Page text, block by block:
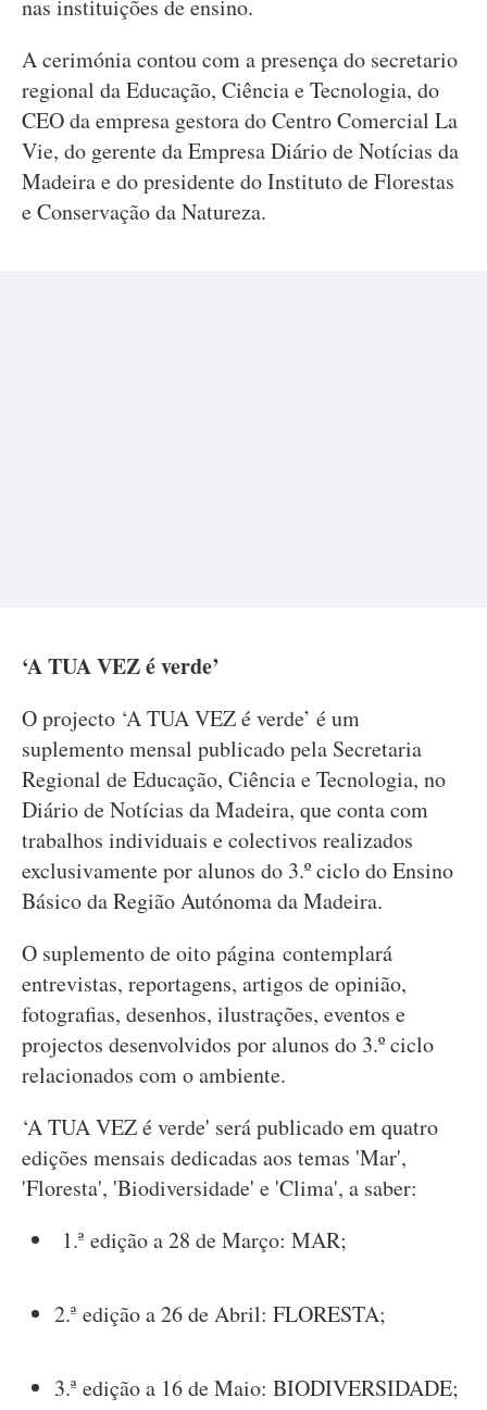
nas instituições de ensino.
A cerimónia contou com a presença do secretario
regional da Educação, Ciência e Tecnologia, do
CEO da empresa gestora do Centro Comercial La
Vie, do gerente da Empresa Diário de Notícias da
Madeira e do presidente do Instituto de Florestas
e Conservação da Natureza.
‘A TUA VEZ é verde’
O projecto ‘A TUA VEZ é verde’ é um
suplemento mensal publicado pela Secretaria
Regional de Educação, Ciência e Tecnologia, no
Diário de Notícias da Madeira, que conta com
trabalhos individuais e colectivos realizados
exclusivamente por alunos do 3.º ciclo do Ensino
Básico da Região Autónoma da Madeira.
O suplemento de oito página contemplará
entrevistas, reportagens, artigos de opinião,
fotografias, desenhos, ilustrações, eventos e
projectos desenvolvidos por alunos do 3.º ciclo
relacionados com o ambiente.
‘A TUA VEZ é verde' será publicado em quatro
edições mensais dedicadas aos temas 'Mar',
'Floresta', 'Biodiversidade' e 'Clima', a saber:
1.ª edição a 28 de Março: MAR;
2.ª edição a 26 de Abril: FLORESTA;
3.ª edição a 16 de Maio: BIODIVERSIDADE;